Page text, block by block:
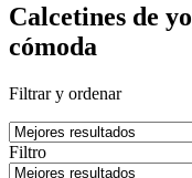
Calcetines de
cómoda
Filtrar y ordenar
Filtro